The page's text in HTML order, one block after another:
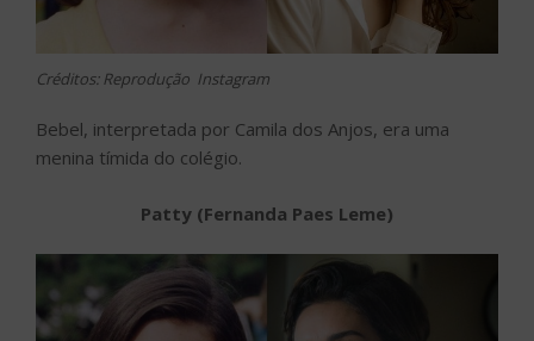
Créditos: Reprodução Instagram
Bebel, interpretada por Camila dos Anjos, era uma
menina tímida do colégio.
Patty (Fernanda Paes Leme)